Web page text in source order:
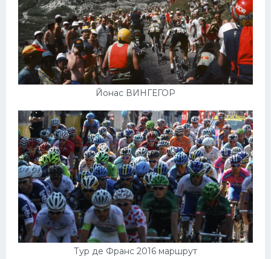
Йонас ВИНГЕГОР
Тур де Франс 2016 маршрут